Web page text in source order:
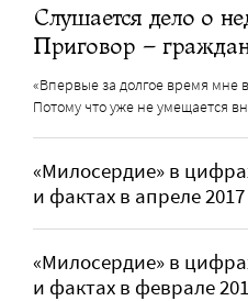
Слушается дело о
Приговор –
«Впервые за долгое время мне
Потому что уже не умещается
«Милосердие» в
и фактах в апреле 2017
«Милосердие» в
и фактах в феврале